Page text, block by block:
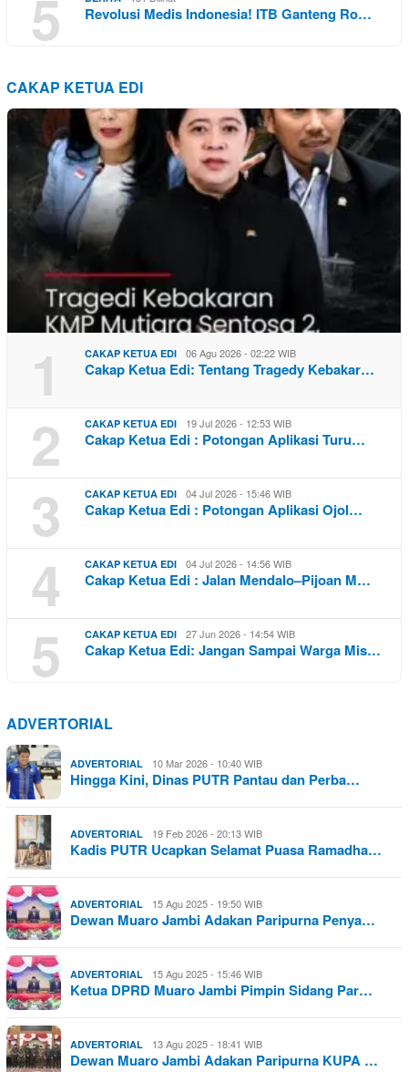
5 Revolusi Medis Indonesia! ITB Ganteng Ro…
CAKAP KETUA EDI
1 CAKAP KETUA EDI 06 Agu 2026 - 02:22 WIB
Cakap Ketua Edi: Tentang Tragedy Kebakar…
2 CAKAP KETUA EDI 19 Jul 2026 - 12:53 WIB
Cakap Ketua Edi : Potongan Aplikasi Turu…
3 CAKAP KETUA EDI 04 Jul 2026 - 15:46 WIB
Cakap Ketua Edi : Potongan Aplikasi Ojol…
4 CAKAP KETUA EDI 04 Jul 2026 - 14:56 WIB
Cakap Ketua Edi : Jalan Mendalo–Pijoan M…
5 CAKAP KETUA EDI 27 Jun 2026 - 14:54 WIB
Cakap Ketua Edi: Jangan Sampai Warga Mis…
ADVERTORIAL
ADVERTORIAL 10 Mar 2026 - 10:40 WIB
Hingga Kini, Dinas PUTR Pantau dan Perba…
ADVERTORIAL 19 Feb 2026 - 20:13 WIB
Kadis PUTR Ucapkan Selamat Puasa Ramadha…
ADVERTORIAL 15 Agu 2025 - 19:50 WIB
Dewan Muaro Jambi Adakan Paripurna Penya…
ADVERTORIAL 15 Agu 2025 - 15:46 WIB
Ketua DPRD Muaro Jambi Pimpin Sidang Par…
ADVERTORIAL 13 Agu 2025 - 18:41 WIB
Dewan Muaro Jambi Adakan Paripurna KUPA …